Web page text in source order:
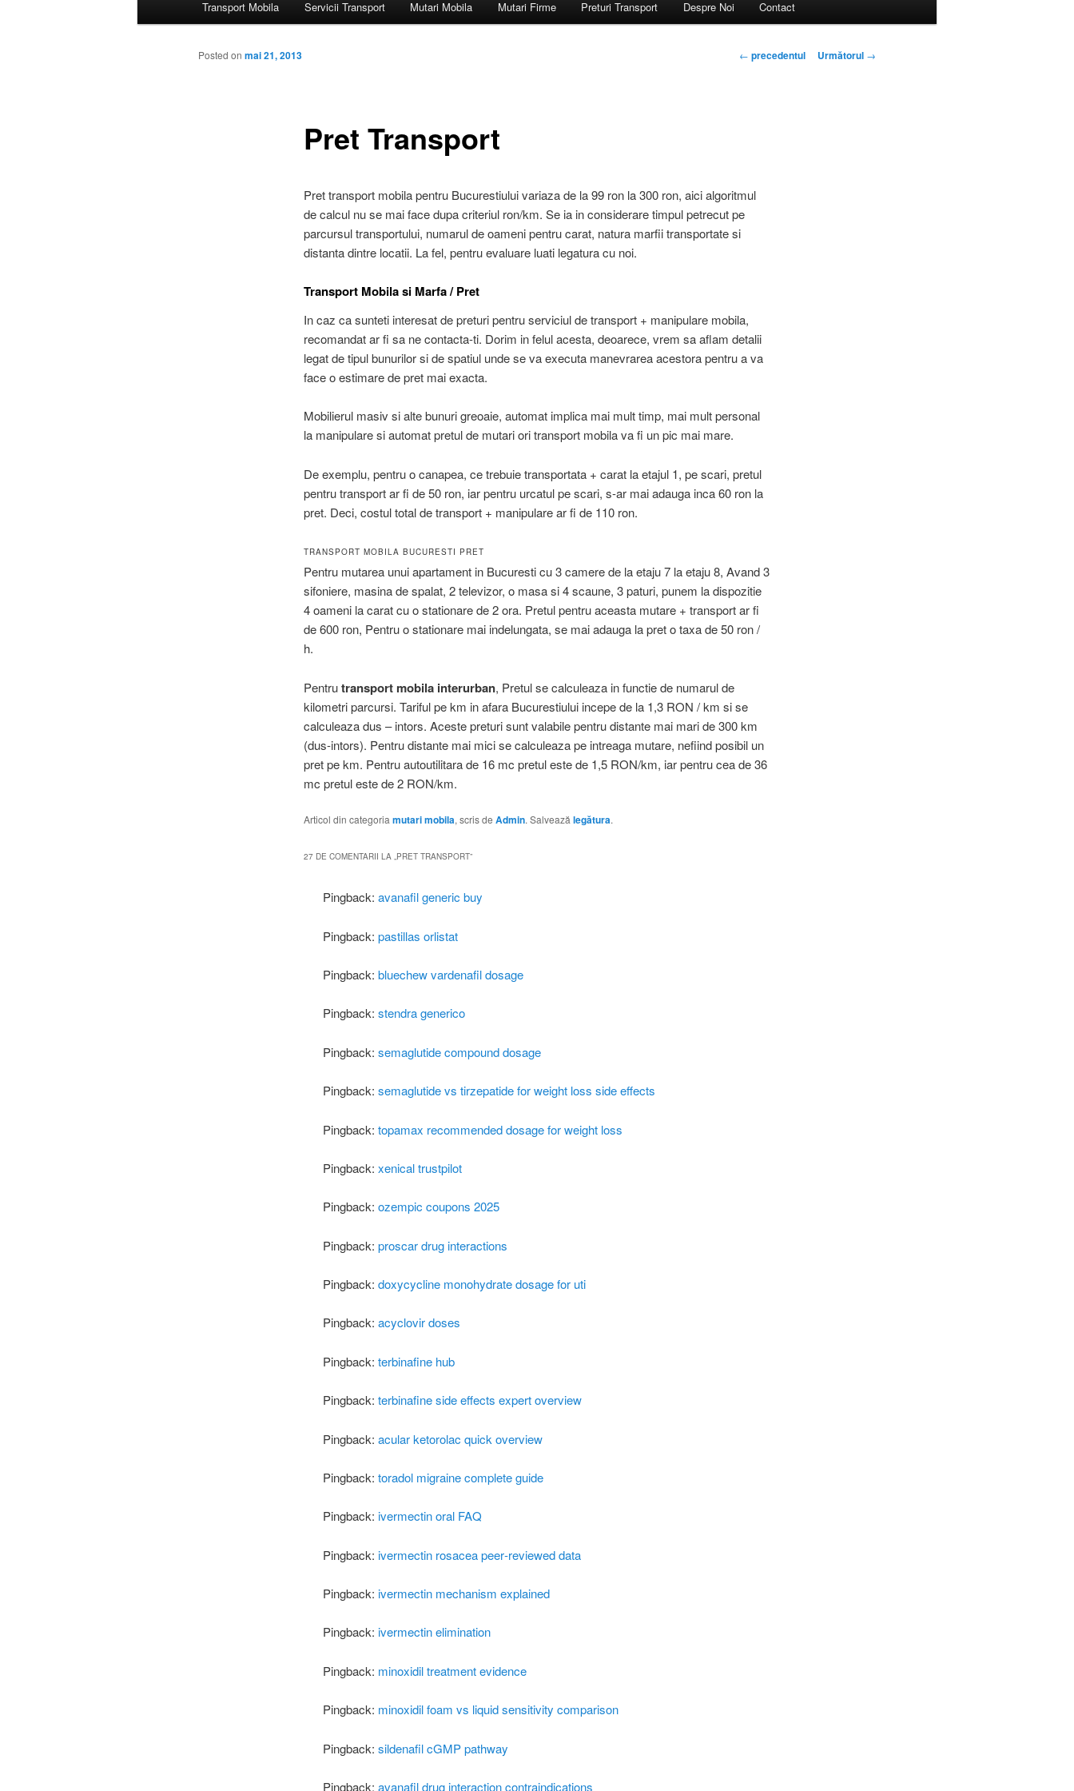
Transport Mobila Servicii Transport Mutari Mobila Mutari Firme Preturi Transport Despre Noi Contact
Navigare
← precedentul Următorul →
Pret Transport
Posted on mai 21, 2013
Pret transport mobila pentru Bucurestiului variaza de la 99 ron la 300 ron, aici algoritmul
de calcul nu se mai face dupa criteriul ron/km. Se ia in considerare timpul petrecut pe
parcursul transportului, numarul de oameni pentru carat, natura marfii transportate si
distanta dintre locatii. La fel, pentru evaluare luati legatura cu noi.
Transport Mobila si Marfa / Pret
In caz ca sunteti interesat de preturi pentru serviciul de transport + manipulare mobila,
recomandat ar fi sa ne contacta-ti. Dorim in felul acesta, deoarece, vrem sa aflam detalii
legat de tipul bunurilor si de spatiul unde se va executa manevrarea acestora pentru a va
face o estimare de pret mai exacta.
Mobilierul masiv si alte bunuri greoaie, automat implica mai mult timp, mai mult personal
la manipulare si automat pretul de mutari ori transport mobila va fi un pic mai mare.
De exemplu, pentru o canapea, ce trebuie transportata + carat la etajul 1, pe scari, pretul
pentru transport ar fi de 50 ron, iar pentru urcatul pe scari, s-ar mai adauga inca 60 ron la
pret. Deci, costul total de transport + manipulare ar fi de 110 ron.
TRANSPORT MOBILA BUCURESTI PRET
Pentru mutarea unui apartament in Bucuresti cu 3 camere de la etaju 7 la etaju 8, Avand 3
sifoniere, masina de spalat, 2 televizor, o masa si 4 scaune, 3 paturi, punem la dispozitie
4 oameni la carat cu o stationare de 2 ora. Pretul pentru aceasta mutare + transport ar fi
de 600 ron, Pentru o stationare mai indelungata, se mai adauga la pret o taxa de 50 ron /
h.
Pentrutransport mobila interurban, Pretul se calculeaza in functie de numarul de
kilometri parcursi. Tariful pe km in afara Bucurestiului incepe de la 1,3 RON / km si se
calculeaza dus – intors. Aceste preturi sunt valabile pentru distante mai mari de 300 km
(dus-intors). Pentru distante mai mici se calculeaza pe intreaga mutare, nefiind posibil un
pret pe km. Pentru autoutilitara de 16 mc pretul este de 1,5 RON/km, iar pentru cea de 36
mc pretul este de 2 RON/km.
Articol din categoria mutari mobila, scris de Admin. Salvează legătura.
27 DE COMENTARII LA „PRET TRANSPORT”
Pingback:avanafil generic buy
Pingback:pastillas orlistat
Pingback:bluechew vardenafil dosage
Pingback:stendra generico
Pingback:semaglutide compound dosage
Pingback:semaglutide vs tirzepatide for weight loss side effects
Pingback:topamax recommended dosage for weight loss
Pingback:xenical trustpilot
Pingback:ozempic coupons 2025
Pingback:proscar drug interactions
Pingback:doxycycline monohydrate dosage for uti
Pingback:acyclovir doses
Pingback:terbinafine hub
Pingback:terbinafine side effects expert overview
Pingback:acular ketorolac quick overview
Pingback:toradol migraine complete guide
Pingback:ivermectin oral FAQ
Pingback:ivermectin rosacea peer‑reviewed data
Pingback:ivermectin mechanism explained
Pingback:ivermectin elimination
Pingback: minoxidil treatment evidence
Pingback: minoxidil foam vs liquid sensitivity comparison
Pingback:sildenafil cGMP pathway
Pingback:avanafil drug interaction contraindications